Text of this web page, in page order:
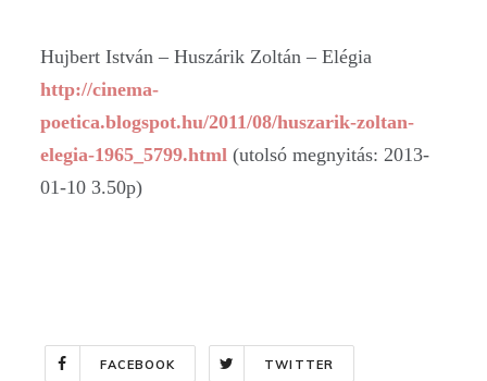
Hujbert István – Huszárik Zoltán – Elégia
http://cinema-
poetica.blogspot.hu/2011/08/huszarik-zoltan-
elegia-1965_5799.html (utolsó megnyitás: 2013-
01-10 3.50p)
FACEBOOK TWITTER